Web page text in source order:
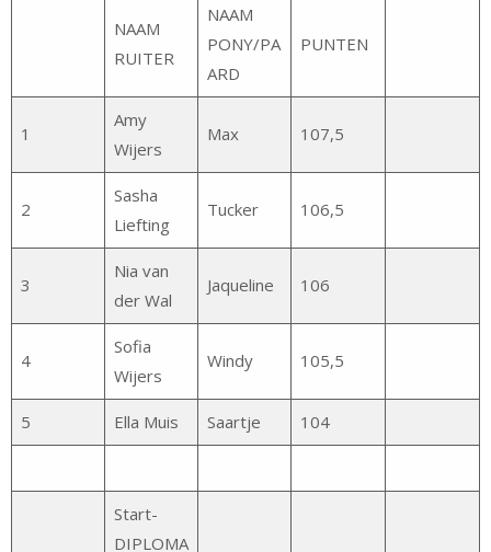
NAAM
RUITER
NAAM
PONY/PA
ARD
PUNTEN
1
Amy
Wijers
Max 107,5
2
Sasha
Liefting
Tucker 106,5
3
Nia van
der Wal
Jaqueline 106
4
Sofia
Wijers
Windy 105,5
5 Ella Muis Saartje 104
Start-
DIPLOMA